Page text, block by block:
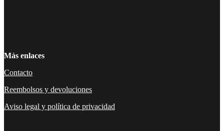
Más enlaces
Contacto
Reembolsos y devoluciones
Aviso legal y política de privacidad